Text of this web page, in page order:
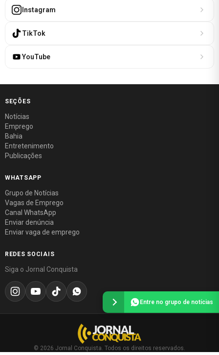
Instagram
TikTok
YouTube
SEÇÕES
Notícias
Emprego
Bahia
Entretenimento
Publicações
WHATSAPP
Grupo de Notícias
Vagas de Emprego
Canal WhatsApp
Enviar denúncia
Enviar vaga de emprego
REDES SOCIAIS
Siga o Jornal Conquista
© 2026 Jornal Conquista. Todos os direitos reservados.
Entre no grupo de notícias